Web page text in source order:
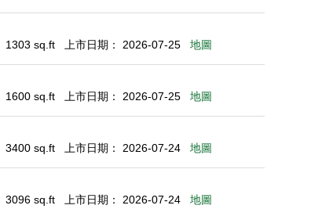
1303 sq.ft 上市日期： 2026-07-25 地圖
1600 sq.ft 上市日期： 2026-07-25 地圖
3400 sq.ft 上市日期： 2026-07-24 地圖
3096 sq.ft 上市日期： 2026-07-24 地圖